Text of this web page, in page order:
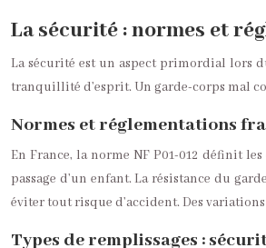
La sécurité : normes et
La sécurité est un aspect primordial lors
tranquillité d’esprit. Un garde-corps mal
Normes et réglementations
En France, la norme NF P01-012 définit
passage d’un enfant. La résistance du
éviter tout risque d’accident. Des
Types de remplissages :